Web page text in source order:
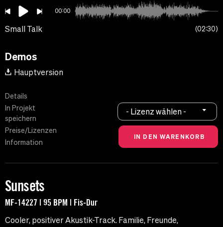
00:00
Small Talk 02:30
Demos
Hauptversion
Details
In Projekt
speichern
Preise/Lizenzen
Information
- Lizenz wählen -
Sunsets
MF-14227 | 95 BPM | Fis-Dur
Cooler, positiver Akustik-Track. Familie, Freunde,